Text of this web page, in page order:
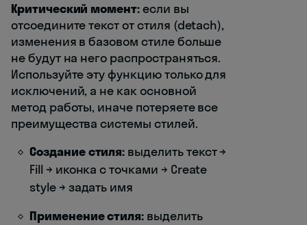
Критический момент:если вы
отсоедините текст от стиля (detach),
изменения в базовом стиле больше
не будут на него распространяться.
Используйте эту функцию только для
исключений, а не как основной
метод работы, иначе потеряете все
преимущества системы стилей.
Создание стиля: выделить текст →
Fill → иконка с точками → Create
style → задать имя
Применение стиля: выделить